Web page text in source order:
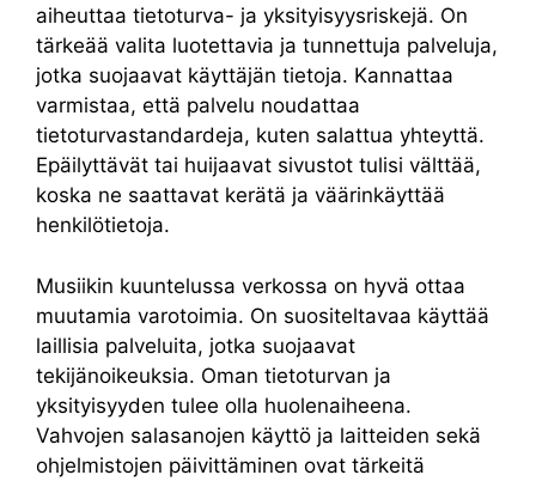
aiheuttaa tietoturva- ja yksityisyysriskejä. On
tärkeää valita luotettavia ja tunnettuja palveluja,
jotka suojaavat käyttäjän tietoja. Kannattaa
varmistaa, että palvelu noudattaa
tietoturvastandardeja, kuten salattua yhteyttä.
Epäilyttävät tai huijaavat sivustot tulisi välttää,
koska ne saattavat kerätä ja väärinkäyttää
henkilötietoja.
Musiikin kuuntelussa verkossa on hyvä ottaa
muutamia varotoimia. On suositeltavaa käyttää
laillisia palveluita, jotka suojaavat
tekijänoikeuksia. Oman tietoturvan ja
yksityisyyden tulee olla huolenaiheena.
Vahvojen salasanojen käyttö ja laitteiden sekä
ohjelmistojen päivittäminen ovat tärkeitä